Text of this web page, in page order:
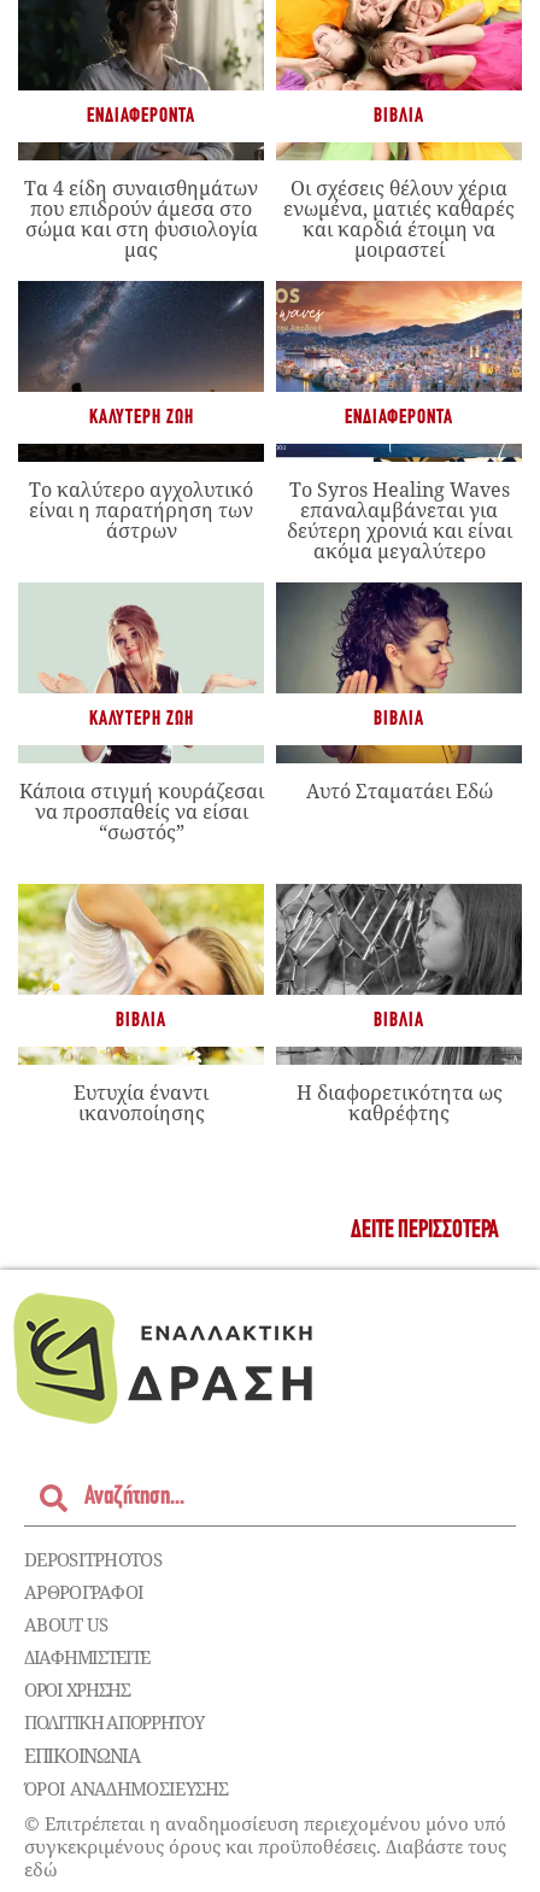
ΕΝΔΙΑΦΈΡΟΝΤΑ
Τα 4 είδη συναισθημάτων
που επιδρούν άμεσα στο
σώμα και στη φυσιολογία
μας
ΒΙΒΛΊΑ
Οι σχέσεις θέλουν χέρια
ενωμένα, ματιές καθαρές
και καρδιά έτοιμη να
μοιραστεί
ΚΑΛΎΤΕΡΗ ΖΩΉ
Το καλύτερο αγχολυτικό
είναι η παρατήρηση των
άστρων
ΕΝΔΙΑΦΈΡΟΝΤΑ
Το Syros Healing Waves
επαναλαμβάνεται για
δεύτερη χρονιά και είναι
ακόμα μεγαλύτερο
ΚΑΛΎΤΕΡΗ ΖΩΉ
Κάποια στιγμή κουράζεσαι
να προσπαθείς να είσαι
“σωστός”
ΒΙΒΛΊΑ
Αυτό Σταματάει Εδώ
ΒΙΒΛΊΑ
Ευτυχία έναντι
ικανοποίησης
ΒΙΒΛΊΑ
Η διαφορετικότητα ως
καθρέφτης
ΔΕΊΤΕ ΠΕΡΙΣΣΌΤΕΡΑ
DEPOSITPHOTOS
ΑΡΘΡΟΓΡΑΦΟΙ
ABOUT US
ΔΙΑΦΗΜΙΣΤΕΊΤΕ
ΌΡΟΙ ΧΡΉΣΗΣ
ΠΟΛΙΤΙΚΉ ΑΠΟΡΡΉΤΟΥ
ΕΠΙΚΟΙΝΩΝΊΑ
ΌΡΟΙ ΑΝΑΔΗΜΟΣΙΕΥΣΗΣ
© Επιτρέπεται η αναδημοσίευση περιεχομένου μόνο υπό
συγκεκριμένους όρους και προϋποθέσεις. Διαβάστε τους
εδώ